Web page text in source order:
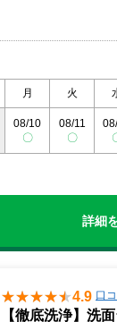
いたします ◇施工後の
月 火
08/10
〇
08/11
〇
詳細
4.9 口
【徹底洗浄】洗